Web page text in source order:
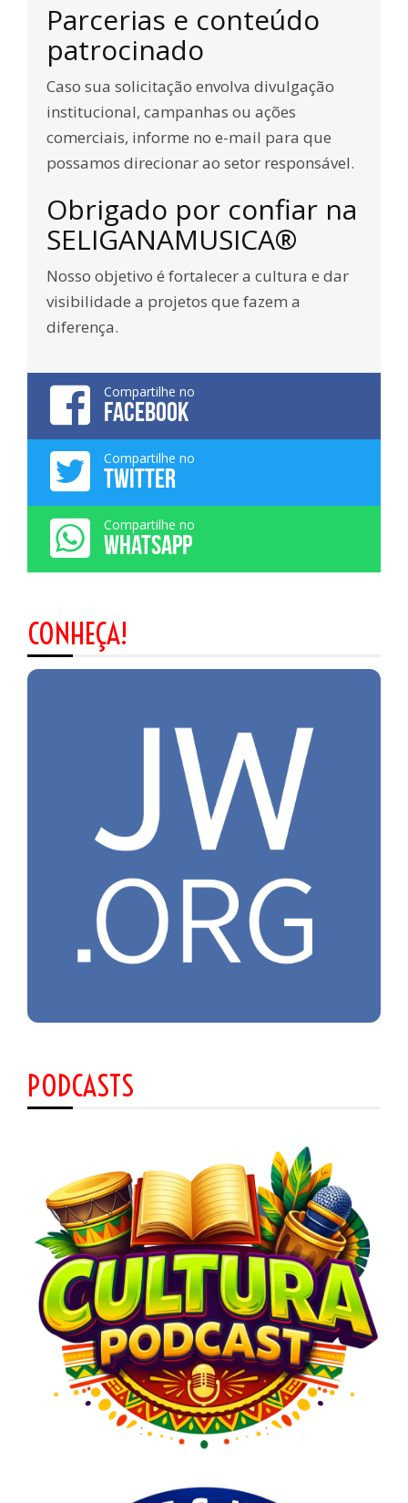
Parcerias e conteúdo
patrocinado
Caso sua solicitação envolva divulgação
institucional, campanhas ou ações
comerciais, informe no e-mail para que
possamos direcionar ao setor responsável.
Obrigado por confiar na
SELIGANAMUSICA®
Nosso objetivo é fortalecer a cultura e dar
visibilidade a projetos que fazem a
diferença.
Compartilhe no
FACEBOOK
Compartilhe no
TWITTER
Compartilhe no
WHATSAPP
CONHEÇA!
PODCASTS